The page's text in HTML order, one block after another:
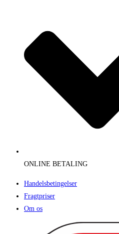
ONLINE BETALING
Handelsbetingelser
Fragtpriser
Om os